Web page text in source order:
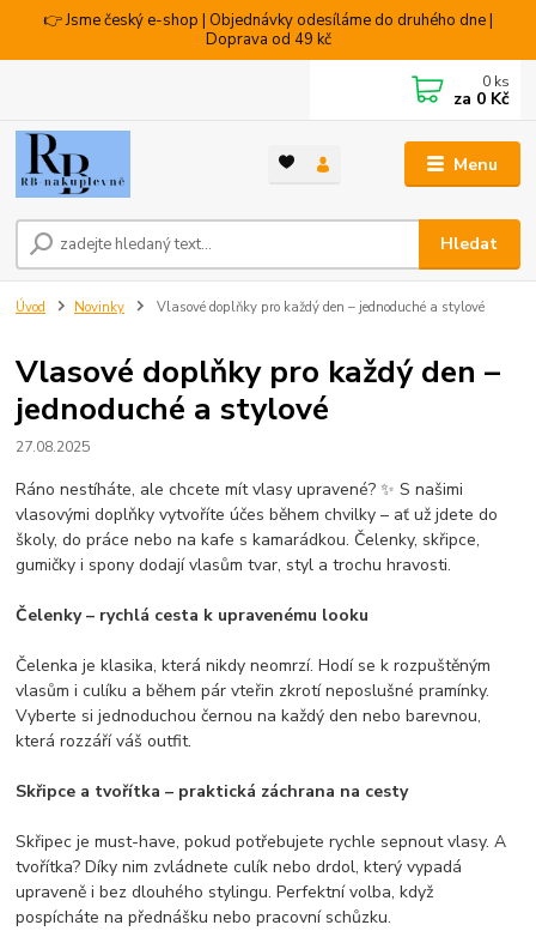
👉 Jsme český e-shop | Objednávky odesíláme do druhého dne |
Doprava od 49 kč
Menu
Hledat
0 ks
za 0 Kč
Úvod Novinky Vlasové doplňky pro každý den – jednoduché a stylové
Vlasové doplňky pro každý den –
jednoduché a stylové
27.08.2025
Ráno nestíháte, ale chcete mít vlasy upravené? ✨ S našimi
vlasovými doplňky vytvoříte účes během chvilky – ať už jdete do
školy, do práce nebo na kafe s kamarádkou. Čelenky, skřipce,
gumičky i spony dodají vlasům tvar, styl a trochu hravosti.
Čelenky – rychlá cesta k upravenému looku
Čelenka je klasika, která nikdy neomrzí. Hodí se k rozpuštěným
vlasům i culíku a během pár vteřin zkrotí neposlušné pramínky.
Vyberte si jednoduchou černou na každý den nebo barevnou,
která rozzáří váš outfit.
Skřipce a tvořítka – praktická záchrana na cesty
Skřipec je must-have, pokud potřebujete rychle sepnout vlasy. A
tvořítka? Díky nim zvládnete culík nebo drdol, který vypadá
upraveně i bez dlouhého stylingu. Perfektní volba, když
pospícháte na přednášku nebo pracovní schůzku.